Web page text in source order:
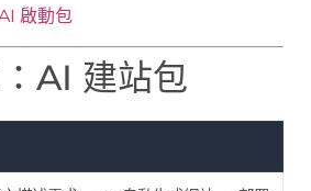
啟動包
AI 建站包